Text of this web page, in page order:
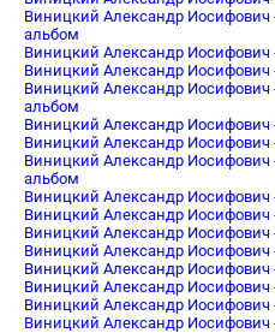
Виницкий Александр
альбом
Виницкий Александр
Виницкий Александр
Виницкий Александр
альбом
Виницкий Александр
Виницкий Александр
Виницкий Александр
альбом
Виницкий Александр
Виницкий Александр
Виницкий Александр
Виницкий Александр
Виницкий Александр
Виницкий Александр
Виницкий Александр
Виницкий Александр